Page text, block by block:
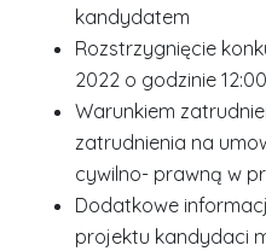
kandydatem
Rozstrzygnięcie
2022 o godzinie 12:00
Warunkiem
zatrudnienia na
cywilno- prawną w
Dodatkowe
projektu kandydaci